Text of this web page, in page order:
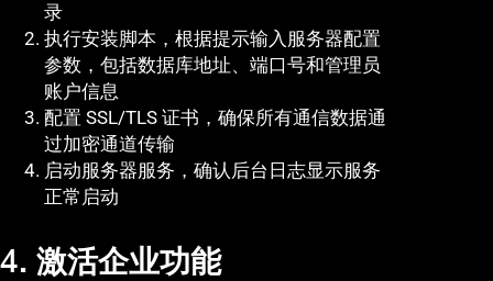
录
执行安装脚本，根据提示输入服务器配置
参数，包括数据库地址、端口号和管理员
账户信息
配置 SSL/TLS 证书，确保所有通信数据通
过加密通道传输
启动服务器服务，确认后台日志显示服务
正常启动
4. 激活企业功能